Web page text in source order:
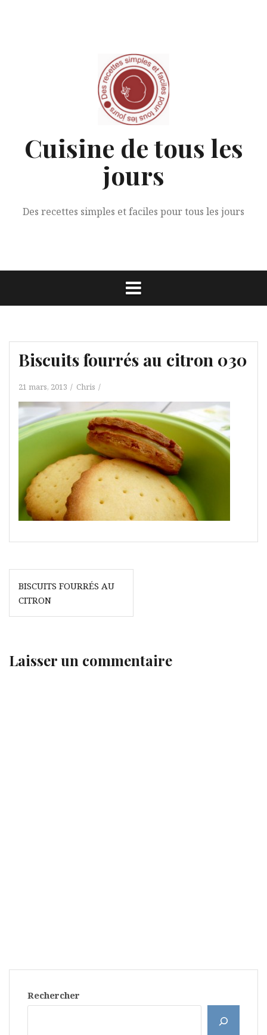
Cuisine de tous les
jours
Des recettes simples et faciles pour tous les jours
Biscuits fourrés au citron 030
21 mars, 2013 Chris
Navigation
de
l’article
BISCUITS FOURRÉS AU
CITRON
Laisser un commentaire
Rechercher